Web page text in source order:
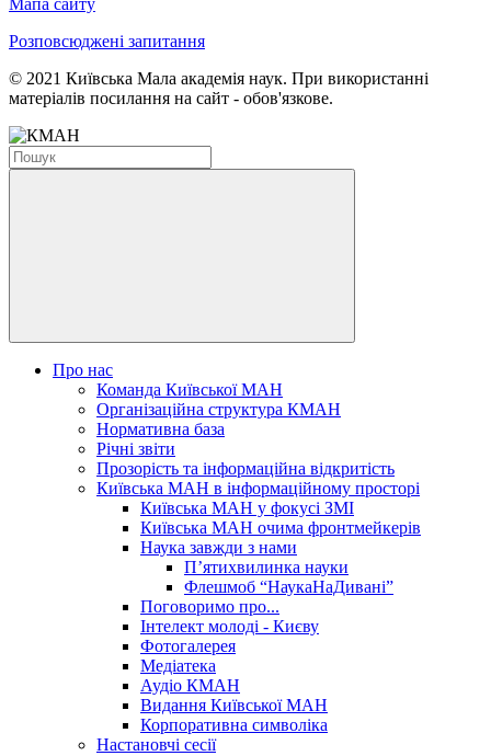
Мапа сайту
Розповсюджені запитання
© 2021 Київська Мала академія наук. При використанні
матеріалів посилання на сайт - обов'язкове.
Про нас
Команда Київської МАН
Організаційна структура КМАН
Нормативна база
Річні звіти
Прозорість та інформаційна відкритість
Київська МАН в інформаційному просторі
Київська МАН у фокусі ЗМІ
Київська МАН очима фронтмейкерів
Наука завжди з нами
П’ятихвилинка науки
Флешмоб “НаукаНаДивані”
Поговоримо про...
Інтелект молоді - Києву
Фотогалерея
Медіатека
Аудіо КМАН
Видання Київської МАН
Корпоративна символіка
Настановчі сесії